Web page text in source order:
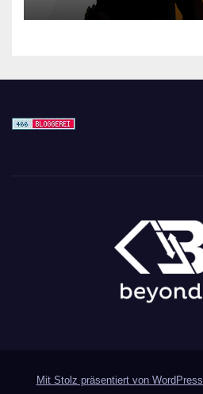
Mit Stolz präsentiert von WordPress